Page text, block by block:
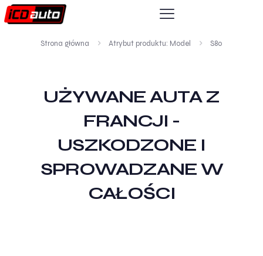
Strona główna Atrybut produktu: Model S80
UŻYWANE AUTA Z
FRANCJI -
USZKODZONE I
SPROWADZANE W
CAŁOŚCI